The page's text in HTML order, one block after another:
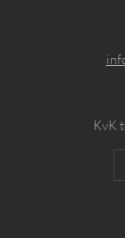
KvK